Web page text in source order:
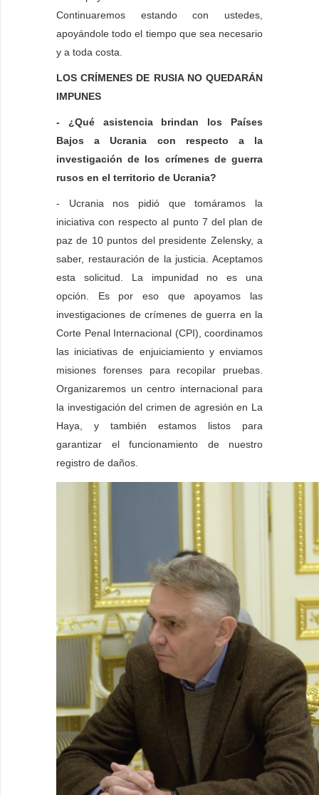
Continuaremos estando con ustedes,
apoyándole todo el tiempo que sea necesario
y a toda costa.
LOS CRÍMENES DE RUSIA NO QUEDARÁN
IMPUNES
- ¿Qué asistencia brindan los Países
Bajos a Ucrania con respecto a la
investigación de los crímenes de guerra
rusos en el territorio de Ucrania?
- Ucrania nos pidió que tomáramos la
iniciativa con respecto al punto 7 del plan de
paz de 10 puntos del presidente Zelensky, a
saber, restauración de la justicia. Aceptamos
esta solicitud. La impunidad no es una
opción. Es por eso que apoyamos las
investigaciones de crímenes de guerra en la
Corte Penal Internacional (CPI), coordinamos
las iniciativas de enjuiciamiento y enviamos
misiones forenses para recopilar pruebas.
Organizaremos un centro internacional para
la investigación del crimen de agresión en La
Haya, y también estamos listos para
garantizar el funcionamiento de nuestro
registro de daños.